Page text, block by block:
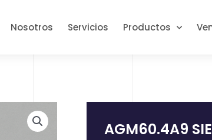
Nosotros Servicios Productos
AGM60.4A9